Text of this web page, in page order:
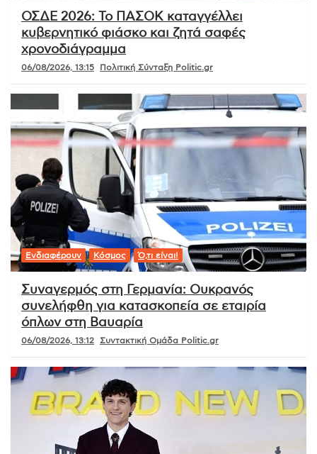
ΟΣΔΕ 2026: Το ΠΑΣΟΚ καταγγέλλει
κυβερνητικό φιάσκο και ζητά σαφές
χρονοδιάγραμμα
06/08/2026, 13:15 Πολιτική Σύνταξη Politic.gr
Ενδιαφέρουν Κόσμος Ό,τι είναι!
Συναγερμός στη Γερμανία: Ουκρανός
συνελήφθη για κατασκοπεία σε εταιρία
όπλων στη Βαυαρία
06/08/2026, 13:12 Συντακτική Ομάδα Politic.gr